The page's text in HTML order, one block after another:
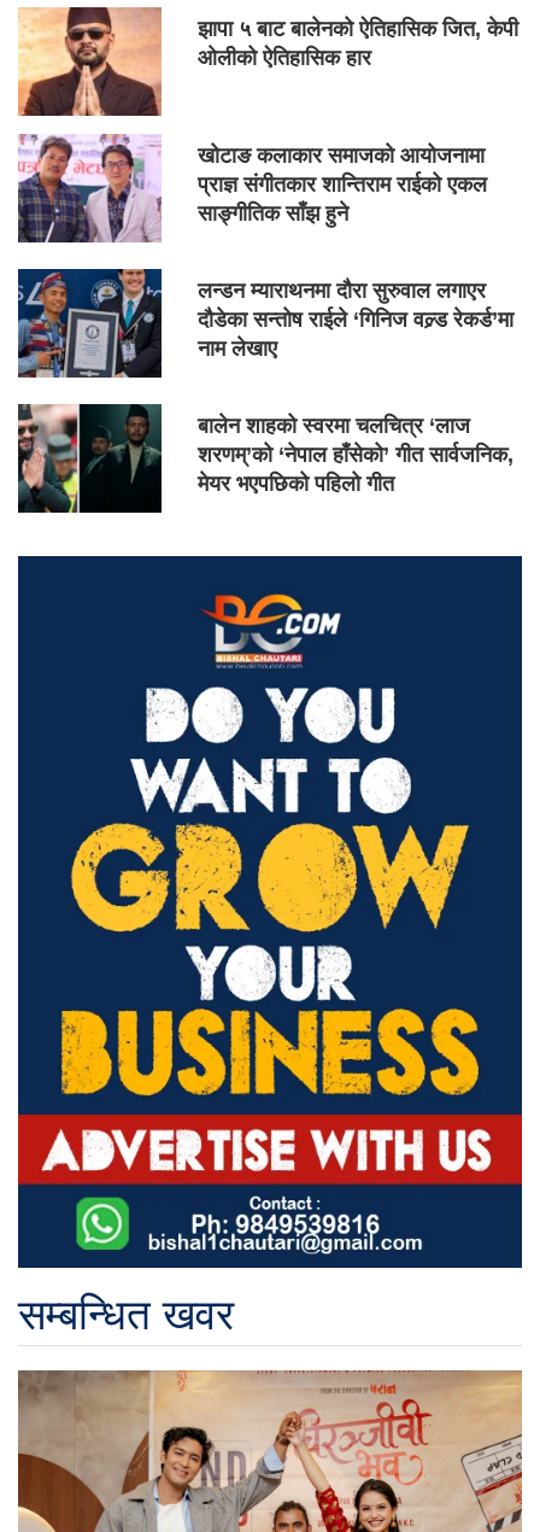
झापा ५ बाट बालेनको ऐतिहासिक जित, केपी
ओलीको ऐतिहासिक हार
खोटाङ कलाकार समाजको आयोजनामा
प्राज्ञ संगीतकार शान्तिराम राईको एकल
साङ्गीतिक साँझ हुने
लन्डन म्याराथनमा दौरा सुरुवाल लगाएर
दौडेका सन्तोष राईले ‘गिनिज वल्र्ड रेकर्ड’मा
नाम लेखाए
बालेन शाहको स्वरमा चलचित्र ‘लाज
शरणम्’को ‘नेपाल हाँसेको’ गीत सार्वजनिक,
मेयर भएपछिको पहिलो गीत
सम्बन्धित खवर